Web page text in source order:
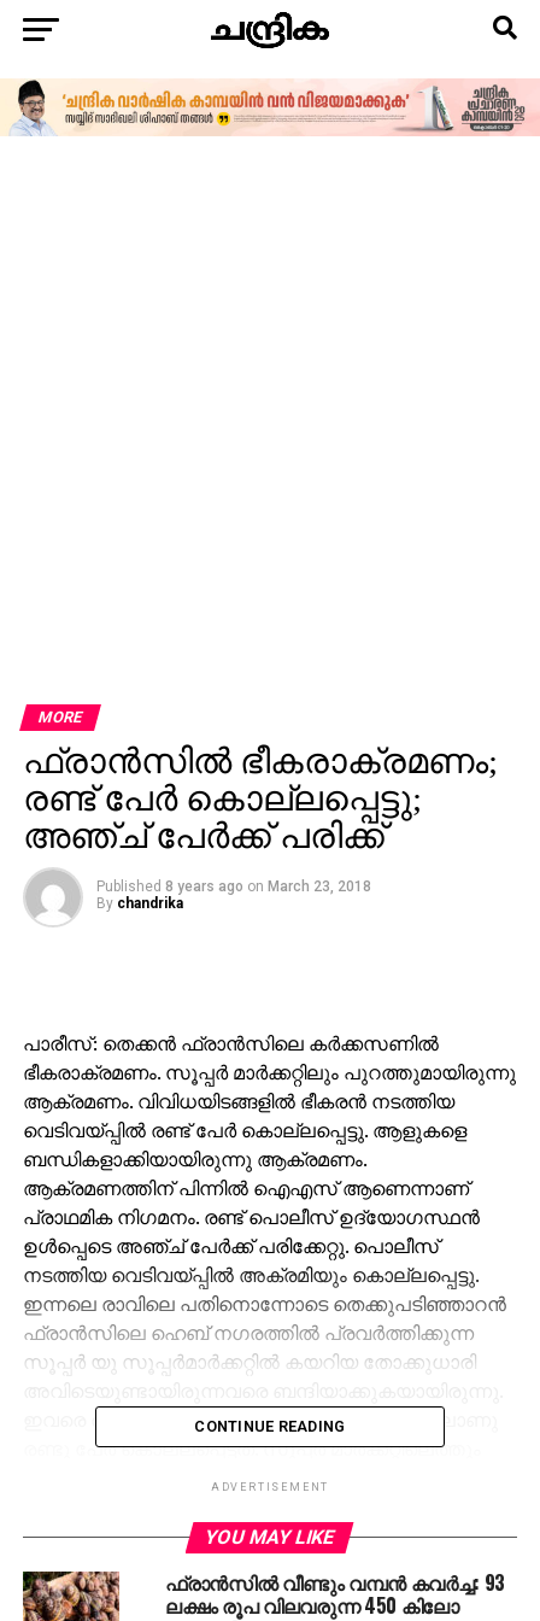
MORE
ഫ്രാന്‍സില്‍ ഭീകരാക്രമണം;
രണ്ട് പേര്‍ കൊല്ലപ്പെട്ടു;
അഞ്ച് പേര്‍ക്ക് പരിക്ക്
Published 8 years ago on March 23, 2018
By chandrika
പാരീസ്: തെക്കന്‍ ഫ്രാന്‍സിലെ കര്‍ക്കസണില്‍
ഭീകരാക്രമണം. സൂപ്പര്‍ മാര്‍ക്കറ്റിലും പുറത്തുമായിരുന്നു
ആക്രമണം. വിവിധയിടങ്ങളില്‍ ഭീകരന്‍ നടത്തിയ
വെടിവയ്പ്പില്‍ രണ്ട് പേര്‍ കൊല്ലപ്പെട്ടു. ആളുകളെ
ബന്ധികളാക്കിയായിരുന്നു ആക്രമണം.
ആക്രമണത്തിന് പിന്നില്‍ ഐഎസ് ആണെന്നാണ്
പ്രാഥമിക നിഗമനം. രണ്ട് പൊലീസ് ഉദ്യോഗസ്ഥന്‍
ഉള്‍പ്പെടെ അഞ്ച് പേര്‍ക്ക് പരിക്കേറ്റു. പൊലീസ്
നടത്തിയ വെടിവയ്പ്പില്‍ അക്രമിയും കൊല്ലപ്പെട്ടു.
ഇന്നലെ രാവിലെ പതിനൊന്നോടെ തെക്കുപടിഞ്ഞാറന്‍
ഫ്രാന്‍സിലെ ഹെബ് നഗരത്തില്‍ പ്രവര്‍ത്തിക്കുന്ന
സൂപ്പര്‍ യു സൂപ്പര്‍മാര്‍ക്കറ്റില്‍ കയറിയ തോക്കുധാരി
ഇവരെ രക്ഷിക്കുന്നതിനിടെയുണ്ടായ വെടിവെപ്പിലാണു
രണ്ടു പേര്‍ കൊല്ലപ്പെട്ടത്. സൂപ്പര്‍ മാര്‍ക്കറ്റിലെത്തും
മുന്‍പേ അക്രമി മറ്റൊരാളെ കൊലപ്പെടുത്തിയതായും
ആദ്യത്തെ കൊലപാതകം നടത്തിയത്.
ഇയാള്‍ സൂപ്പര്‍ മാര്‍ക്കറ്റിലെത്തിയത്.
CONTINUE READING
ADVERTISEMENT
YOU MAY LIKE
ഫ്രാന്‍സില്‍ വീണ്ടും വമ്പന്‍ കവര്‍ച്ച: 93
ലക്ഷം രൂപ വിലവരുന്ന 450 കിലോ